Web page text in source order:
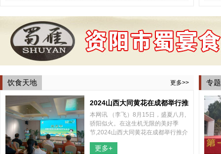
饮食天地 更多>>
2024山西大同黄花在成都举行推
介会
本网讯 （李飞）8月15日，盛夏八月,
骄阳似火。在这生机无限的美好季
节,2024山西大同黄花在成都举行推介
会，山西大同云州区区委、区政府和
四川省、成都市、相关部门负责人、
更多+
专